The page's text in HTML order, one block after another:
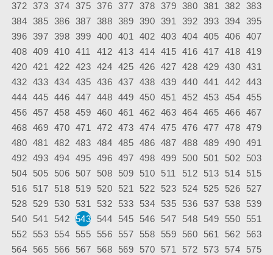
372 373 374 375 376 377 378 379 380 381 382 383
384 385 386 387 388 389 390 391 392 393 394 395
396 397 398 399 400 401 402 403 404 405 406 407
408 409 410 411 412 413 414 415 416 417 418 419
420 421 422 423 424 425 426 427 428 429 430 431
432 433 434 435 436 437 438 439 440 441 442 443
444 445 446 447 448 449 450 451 452 453 454 455
456 457 458 459 460 461 462 463 464 465 466 467
468 469 470 471 472 473 474 475 476 477 478 479
480 481 482 483 484 485 486 487 488 489 490 491
492 493 494 495 496 497 498 499 500 501 502
503
504
505 506 507 508 509 510 511 512 513 514
515
516
517 518 519 520 521 522 523 524 525 526
527
528
529 530 531 532 533 534 535 536 537 538
539
540
541 542 543 544 545 546 547 548 549 550
551
552
553 554 555 556 557 558 559 560 561 562
563
564
565 566 567 568 569 570 571 572 573 574
575